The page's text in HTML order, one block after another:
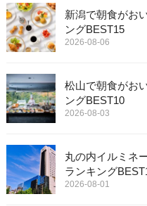
新潟で朝食がお
ングBEST15
2026-08-06
松山で朝食がお
ングBEST10
2026-08-03
丸の内イルミネ
ランキング
2026-08-01